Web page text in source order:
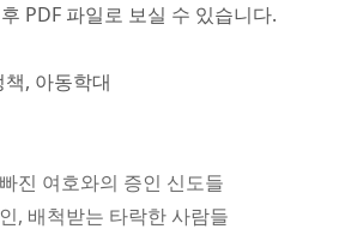
PDF 파일로 보실 수 있습니다.
, 아동학대
진 여호와의 증인 신도들
, 배척받는 타락한 사람들